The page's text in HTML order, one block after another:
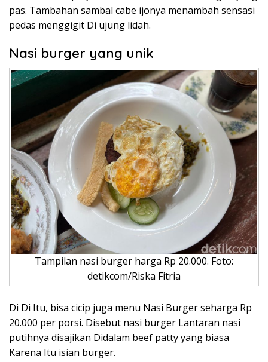
pas. Tambahan sambal cabe ijonya menambah sensasi
pedas menggigit Di ujung lidah.
Nasi burger yang unik
Tampilan nasi burger harga Rp 20.000. Foto:
detikcom/Riska Fitria
Di Di Itu, bisa cicip juga menu Nasi Burger seharga Rp
20.000 per porsi. Disebut nasi burger Lantaran nasi
putihnya disajikan Didalam beef patty yang biasa
Karena Itu isian burger.